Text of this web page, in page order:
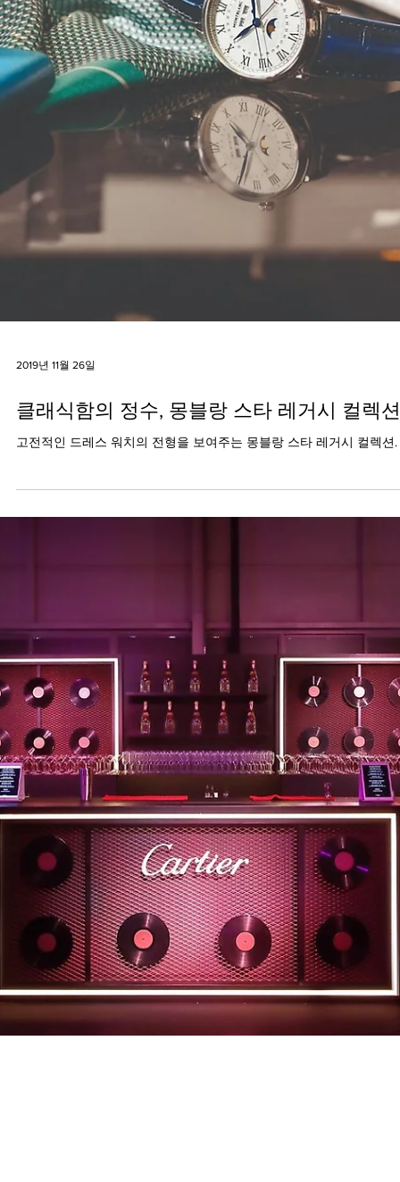
2019년 11월 26일
클래식함의 정수, 몽블랑 스타 레거시 컬렉션
고전적인 드레스 워치의 전형을 보여주는 몽블랑 스타 레거시 컬렉션.